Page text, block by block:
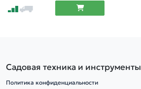
Садовая техника и инструменты
Политика конфиденциальности